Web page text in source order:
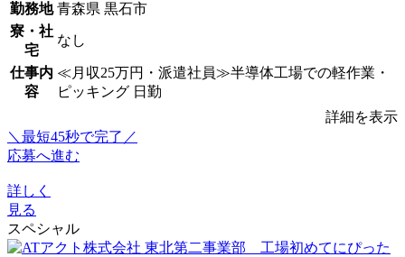
勤務地 青森県 黒石市
寮・社
宅
なし
仕事内
容
≪月収25万円・派遣社員≫半導体工場での軽作業・
ピッキング 日勤
詳細を表示
＼最短45秒で完了／
応募へ進む
詳しく
見る
スペシャル